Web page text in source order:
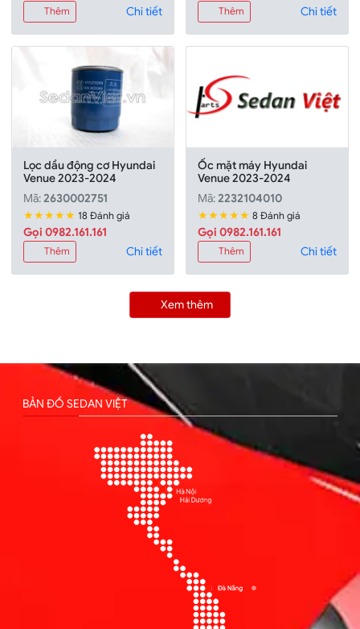
Thêm Chi tiết Thêm Chi tiết
Lọc dầu động cơ Hyundai
Venue 2023-2024
Mã:2630002751
★★★★★ 18 Đánh giá
Gọi 0982.161.161
Thêm Chi tiết
Ốc mặt máy Hyundai
Venue 2023-2024
Mã:2232104010
★★★★★ 8 Đánh giá
Gọi 0982.161.161
Thêm Chi tiết
Xem thêm
BẢN ĐỒ SEDAN VIỆT